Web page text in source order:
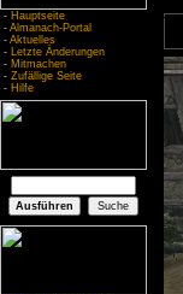
- Hauptseite
- Almanach-Portal
- Aktuelles
- Letzte Änderungen
- Mitmachen
- Zufällige Seite
- Hilfe